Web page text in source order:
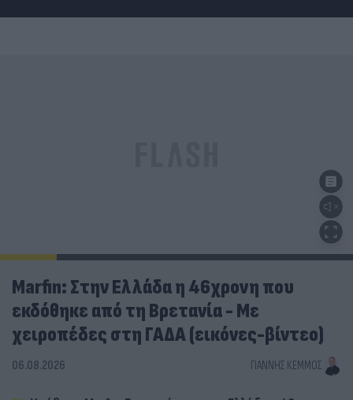
Marfin: Στην Ελλάδα η 46χρονη που
εκδόθηκε από τη Βρετανία - Με
χειροπέδες στη ΓΑΔΑ (εικόνες-βίντεο)
06.08.2026 ΓΙΆΝΝΗΣ ΚΈΜΜΟΣ